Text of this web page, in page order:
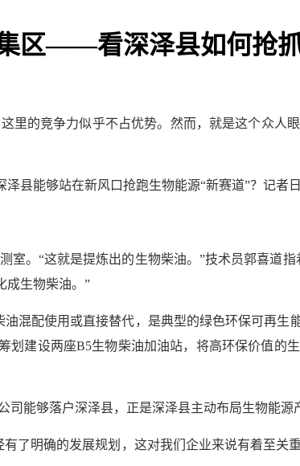
区——看深泽县如何抢
里的竞争力似乎不占优势。然而，就是这个众人
县能够站在新风口抢跑生物能源“新赛道”？记者
。“这就是提炼出的生物柴油。”技术员郭喜道
成生物柴油。”
混配使用或直接替代，是典型的绿色环保可再生
建设两座B5生物柴油加油站，将高环保价值的
能够落户深泽县，正是深泽县主动布局生物能源
了明确的发展规划，这对我们企业来说有着至